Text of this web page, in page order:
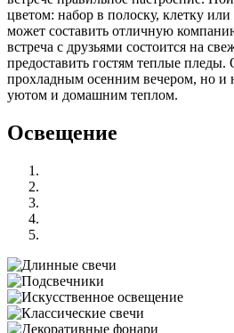
цветом: набор в полоску, клетку
может составить отличную
встреча с друзьями состоится на
предоставить гостям теплые
прохладным осенним вечером, но и
уютом и домашним теплом.
Освещение